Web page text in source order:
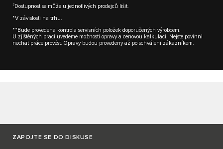
2 Dostupnost se může u jednotlivých prodejců lišit.
*V závislosti na trhu.
**Bude provedena kontrola servisních položek doporučených výrobcem.
U zjištěných prací uvedeme možnosti opravy a cenovou kalkulaci. Nejste povinni
nechat práce provést. Opravy budou provedeny až po schválení zákazníkem.
ZAPOJTE SE DO DISKUSE